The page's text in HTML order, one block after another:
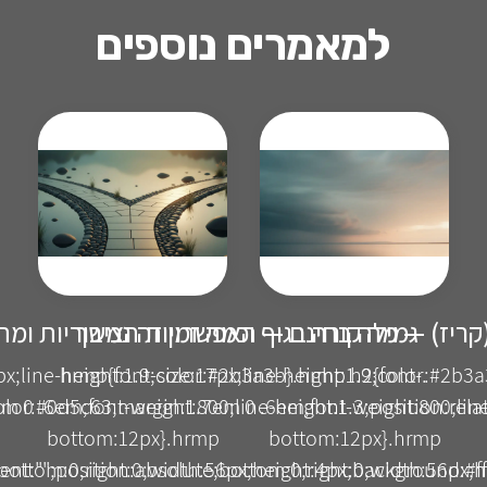
למאמרים נוספים
— מה קורה בגוף וכמה זמן זה נמשך
.hrmp{font-size:17px;line-
0 .6em;font-
bottom:12px}.hrmp
גמילה בחינם — האפשרויות הציבוריות
height:1.9;color:#2b3a3b}.hrmp h2{font-
0 .6em;font-weight:800;line-
bottom:12px}.hrmp